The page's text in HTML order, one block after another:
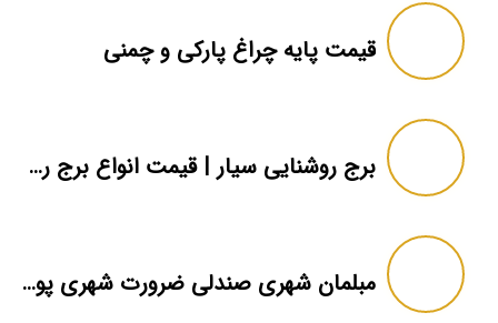
قیمت پایه چراغ پارکی و چمنی
برج روشنایی سیار | قیمت انواع برج روشنایی سیار درجه ۱
مبلمان شهری صندلی ضرورت شهری پویا و زیبا